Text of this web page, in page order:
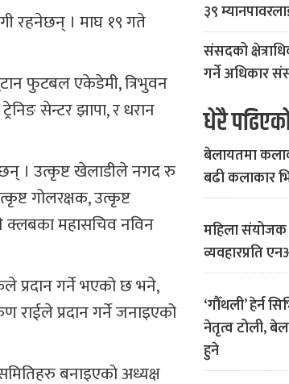
रहनेछन् । माघ १९ गते
फुटबल एकेडेमी, त्रिभुवन
सेन्टर झापा, र धरान
। उत्कृष्ट खेलाडीले नगद रु
गोलरक्षक, उत्कृष्ट
क्लबका महासचिव नविन
प्रदान गर्ने भएको छ भने,
राईले प्रदान गर्ने जनाइएको
बनाइएको अध्यक्ष
३९
संसदको
गर्ने अधिकार
धेरै
बेलायतमा
बढी कलाकार
महिला संयोजक
व्यवहारप्रति
‘गौँथली’ हेर्न
नेतृत्व टोली,
हुने